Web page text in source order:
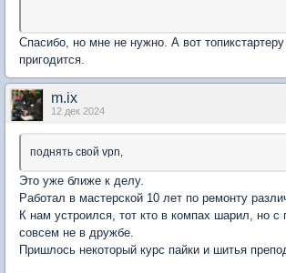
Спасибо, но мне не нужно. А вот
пригодится.
m.ix
12 дек 2024
поднять свой vpn,
Это уже ближе к делу.
Работал в мастерской 10 лет по ремонту
К нам устроился, тот кто в компах шарил, но с
совсем не в дружбе.
Пришлось некоторый курс пайки и шитья